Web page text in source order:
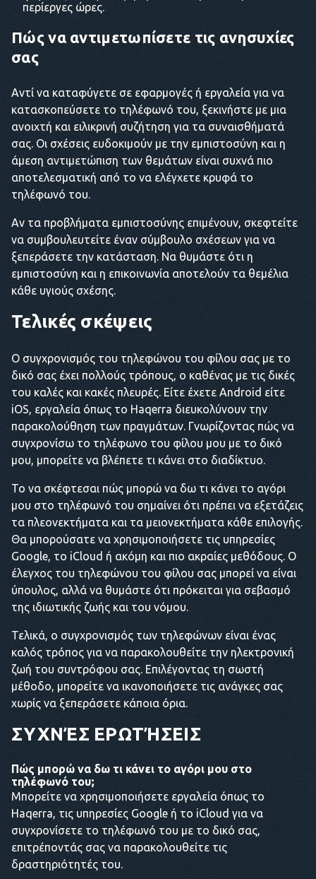
περίεργες ώρες.
Πώς να αντιμετωπίσετε τις ανησυχίες
σας
Αντί να καταφύγετε σε εφαρμογές ή εργαλεία για να
κατασκοπεύσετε το τηλέφωνό του, ξεκινήστε με μια
ανοιχτή και ειλικρινή συζήτηση για τα συναισθήματά
σας. Οι σχέσεις ευδοκιμούν με την εμπιστοσύνη και η
άμεση αντιμετώπιση των θεμάτων είναι συχνά πιο
αποτελεσματική από το να ελέγχετε κρυφά το
τηλέφωνό του.
Αν τα προβλήματα εμπιστοσύνης επιμένουν, σκεφτείτε
να συμβουλευτείτε έναν σύμβουλο σχέσεων για να
ξεπεράσετε την κατάσταση. Να θυμάστε ότι η
εμπιστοσύνη και η επικοινωνία αποτελούν τα θεμέλια
κάθε υγιούς σχέσης.
Τελικές σκέψεις
Ο συγχρονισμός του τηλεφώνου του φίλου σας με το
δικό σας έχει πολλούς τρόπους, ο καθένας με τις δικές
του καλές και κακές πλευρές. Είτε έχετε Android είτε
iOS, εργαλεία όπως το Haqerra διευκολύνουν την
παρακολούθηση των πραγμάτων. Γνωρίζοντας πώς να
συγχρονίσω το τηλέφωνο του φίλου μου με το δικό
μου, μπορείτε να βλέπετε τι κάνει στο διαδίκτυο.
Το να σκέφτεσαι πώς μπορώ να δω τι κάνει το αγόρι
μου στο τηλέφωνό του σημαίνει ότι πρέπει να εξετάζεις
τα πλεονεκτήματα και τα μειονεκτήματα κάθε επιλογής.
Θα μπορούσατε να χρησιμοποιήσετε τις υπηρεσίες
Google, το iCloud ή ακόμη και πιο ακραίες μεθόδους. Ο
έλεγχος του τηλεφώνου του φίλου σας μπορεί να είναι
ύπουλος, αλλά να θυμάστε ότι πρόκειται για σεβασμό
της ιδιωτικής ζωής και του νόμου.
Τελικά, ο συγχρονισμός των τηλεφώνων είναι ένας
καλός τρόπος για να παρακολουθείτε την ηλεκτρονική
ζωή του συντρόφου σας. Επιλέγοντας τη σωστή
μέθοδο, μπορείτε να ικανοποιήσετε τις ανάγκες σας
χωρίς να ξεπεράσετε κάποια όρια.
ΣΥΧΝΈΣ ΕΡΩΤΉΣΕΙΣ
Πώς μπορώ να δω τι κάνει το αγόρι μου στο
τηλέφωνό του;
Μπορείτε να χρησιμοποιήσετε εργαλεία όπως το
Haqerra, τις υπηρεσίες Google ή το iCloud για να
συγχρονίσετε το τηλέφωνό του με το δικό σας,
επιτρέποντάς σας να παρακολουθείτε τις
δραστηριότητές του.